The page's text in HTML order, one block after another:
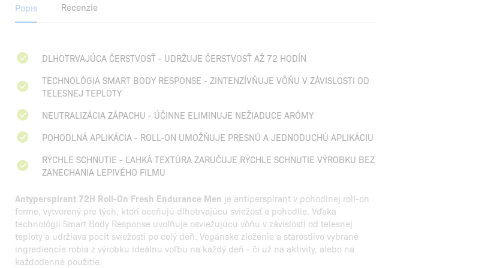
Popis Recenzie
DLHOTRVAJÚCA ČERSTVOSŤ - UDRŽUJE ČERSTVOSŤ AŽ 72 HODÍN
TECHNOLÓGIA SMART BODY RESPONSE - ZINTENZÍVŇUJE VÔŇU V ZÁVISLOSTI OD
TELESNEJ TEPLOTY
NEUTRALIZÁCIA ZÁPACHU - ÚČINNE ELIMINUJE NEŽIADUCE ARÓMY
POHODLNÁ APLIKÁCIA - ROLL-ON UMOŽŇUJE PRESNÚ A JEDNODUCHÚ APLIKÁCIU
RÝCHLE SCHNUTIE - ĽAHKÁ TEXTÚRA ZARUČUJE RÝCHLE SCHNUTIE VÝROBKU BEZ
ZANECHANIA LEPIVÉHO FILMU
Antyperspirant 72H Roll-On Fresh Endurance Men je antiperspirant v pohodlnej roll-on
forme, vytvorený pre tých, ktorí oceňujú dlhotrvajúcu sviežosť a pohodlie. Vďaka
technológii Smart Body Response uvoľňuje osviežujúcu vôňu v závislosti od telesnej
teploty a udržiava pocit sviežosti po celý deň. Vegánske zloženie a starostlivo vybrané
ingrediencie robia z výrobku ideálnu voľbu na každý deň - či už na aktivity, alebo na
každodenné použitie.